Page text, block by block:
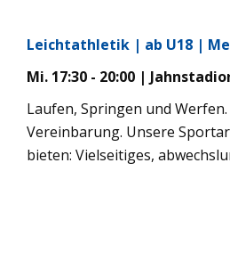
Bannenberg.
Leichtathletik | ab U18 |
Mi. 17:30 - 20:00 |
Laufen, Springen und
Vereinbarung. Unsere Sportart hat allerhand zu
bieten: Vielseitiges,